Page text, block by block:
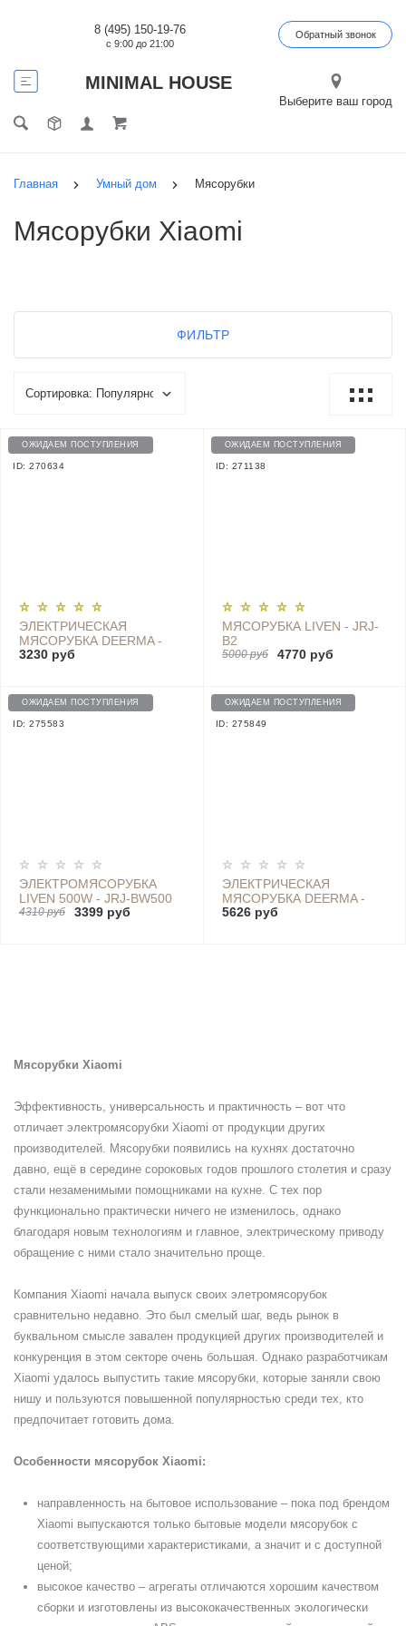
MINIMAL HOUSE
8 (495) 150-19-76
с 9:00 до 21:00
Обратный звонок
Выберите ваш город
Главная Умный дом Мясорубки
Мясорубки Xiaomi
ФИЛЬТР
ОЖИДАЕМ ПОСТУПЛЕНИЯ
ID: 270634
ЭЛЕКТРИЧЕСКАЯ
МЯСОРУБКА DEERMA -
DEM-JR01
3230 руб
ОЖИДАЕМ ПОСТУПЛЕНИЯ
ID: 271138
МЯСОРУБКА LIVEN - JRJ-
B2
5000 руб 4770 руб
ОЖИДАЕМ ПОСТУПЛЕНИЯ
ID: 275583
ЭЛЕКТРОМЯСОРУБКА
LIVEN 500W - JRJ-BW500
4310 руб 3399 руб
ОЖИДАЕМ ПОСТУПЛЕНИЯ
ID: 275849
ЭЛЕКТРИЧЕСКАЯ
МЯСОРУБКА DEERMA -
DEM-JR08
5626 руб
Мясорубки Xiaomi
Эффективность, универсальность и практичность – вот что
отличает электромясорубки Xiaomi от продукции других
производителей. Мясорубки появились на кухнях достаточно
давно, ещё в середине сороковых годов прошлого столетия и сразу
стали незаменимыми помощниками на кухне. С тех пор
функционально практически ничего не изменилось, однако
благодаря новым технологиям и главное, электрическому приводу
обращение с ними стало значительно проще.
Компания Xiaomi начала выпуск своих элетромясорубок
сравнительно недавно. Это был смелый шаг, ведь рынок в
буквальном смысле завален продукцией других производителей и
конкуренция в этом секторе очень большая. Однако разработчикам
Xiaomi удалось выпустить такие мясорубки, которые заняли свою
нишу и пользуются повышенной популярностью среди тех, кто
предпочитает готовить дома.
Особенности мясорубок Xiaomi:
направленность на бытовое использование – пока под брендом
Xiaomi выпускаются только бытовые модели мясорубок с
соответствующими характеристиками, а значит и с доступной
ценой;
высокое качество – агрегаты отличаются хорошим качеством
сборки и изготовлены из высококачественных экологически